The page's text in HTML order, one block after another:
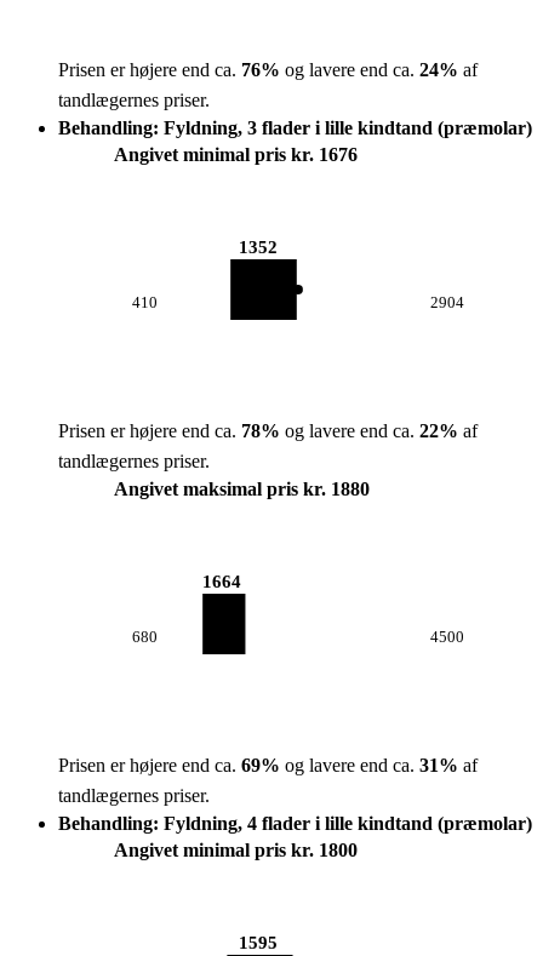
Prisen er højere end ca. 76% og lavere end ca. 24% af
tandlægernes priser.
Behandling: Fyldning, 3 flader i lille kindtand (præmolar)
Angivet minimal pris kr. 1676
410
1352
2904
Prisen er højere end ca. 78% og lavere end ca. 22% af
tandlægernes priser.
Angivet maksimal pris kr. 1880
680
1664
4500
Prisen er højere end ca. 69% og lavere end ca. 31% af
tandlægernes priser.
Behandling: Fyldning, 4 flader i lille kindtand (præmolar)
Angivet minimal pris kr. 1800
1595